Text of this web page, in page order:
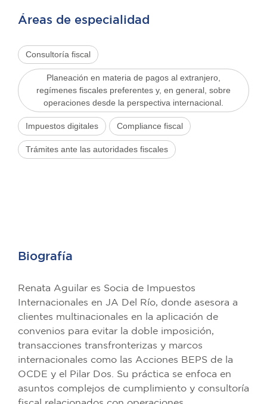
Áreas de especialidad
Consultoría fiscal
Planeación en materia de pagos al extranjero,
regímenes fiscales preferentes y, en general, sobre
operaciones desde la perspectiva internacional.
Impuestos digitales Compliance fiscal
Trámites ante las autoridades fiscales
Biografía
Renata Aguilar es Socia de Impuestos
Internacionales en JA Del Río, donde asesora a
clientes multinacionales en la aplicación de
convenios para evitar la doble imposición,
transacciones transfronterizas y marcos
internacionales como las Acciones BEPS de la
OCDE y el Pilar Dos. Su práctica se enfoca en
asuntos complejos de cumplimiento y consultoría